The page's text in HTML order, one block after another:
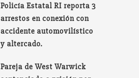
Policía Estatal RI reporta 3
arrestos en conexión con
accidente automovilístico
y altercado.
Pareja de West Warwick